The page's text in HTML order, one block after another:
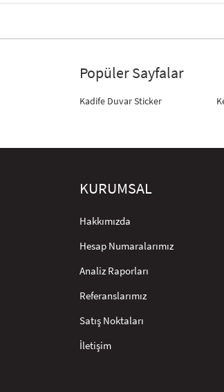
Popüler Sayfalar
Kadife Duvar Sticker
KURUMSAL
Hakkımızda
Hesap Numaralarımız
Analiz Raporları
Referanslarımız
Satış Noktaları
İletişim